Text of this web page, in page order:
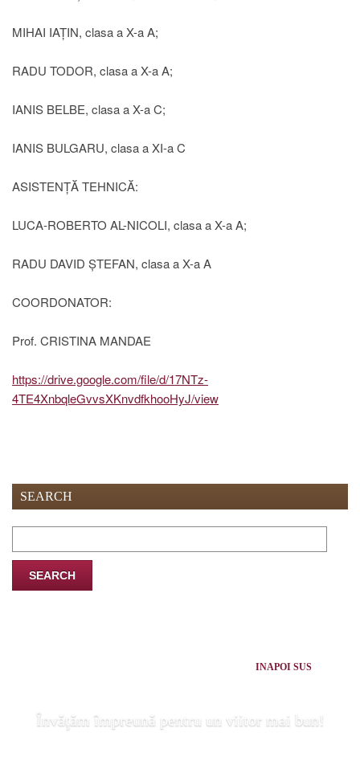
MIHAI IAȚIN, clasa a X-a A;
RADU TODOR, clasa a X-a A;
IANIS BELBE, clasa a X-a C;
IANIS BULGARU, clasa a XI-a C
ASISTENȚĂ TEHNICĂ:
LUCA-ROBERTO AL-NICOLI, clasa a X-a A;
RADU DAVID ȘTEFAN, clasa a X-a A
COORDONATOR:
Prof. CRISTINA MANDAE
https://drive.google.com/file/d/17NTz-
4TE4XnbqleGvvsXKnvdfkhooHyJ/view
SEARCH
for:
INAPOI SUS
Învăţăm împreună pentru un viitor mai bun!